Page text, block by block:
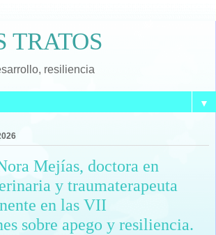
TRATOS
resiliencia
▼
Mejías, doctora en
y traumaterapeuta
en las VII
sobre apego y resiliencia.